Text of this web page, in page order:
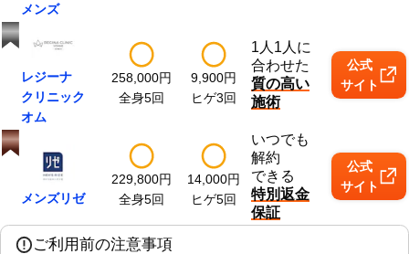
メンズ
レジーナ
クリニック
オム
258,000円
全身5回
9,900円
ヒゲ3回
1人1人に
合わせた
質の高い
施術
公式
サイト
メンズリゼ
229,800円
全身5回
14,000円
ヒゲ5回
いつでも
解約
できる
特別返金
保証
公式
サイト
ご利用前の注意事項